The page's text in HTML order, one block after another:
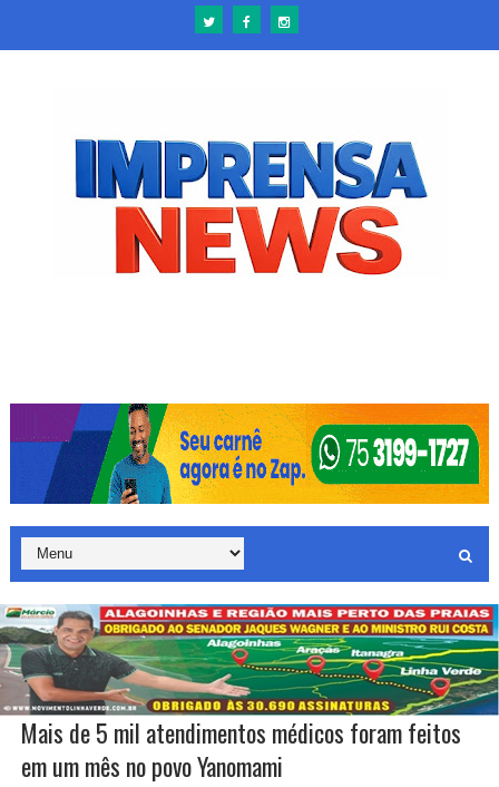
Mais de 5 mil atendimentos médicos foram feitos
em um mês no povo Yanomami